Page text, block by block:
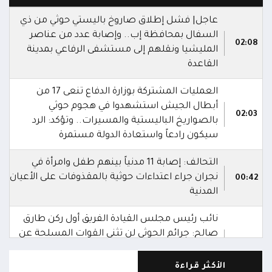
02:08
عاجل| فشل إطلاق صاروخ باليستي حوثي من ذي
السفال بمحافظة إب.. وإصابة عدد من عناصر
المليشيا ونقلهم إلى مستشفى الرفاعي بمدينة
القاعدة
02:03
العمليات المشتركة بوزارة الدفاع تنعى 17 من
أبطال الجيش استشهدوا في هجوم حوثي
بالصواريخ الباليستية والمسيرات.. وتؤكد: الرد
سيكون رادعاً واستعادة الدولة مستمرة
00:42
التحالف: إصابة 11 مدنياً بينهم طفل وامرأة في
نجران جراء اعتداءات حوثية بالمقذوفات على الأعيان
المدنية
نائب رئيس مجلس القيادة الفريق أول ركن طارق
صالح: جرائم الحوثي لن تثني القوات المسلحة عن
أداء واجبها الوطني واستعادة الدولة وعاصمتها
صنعاء
الأكثر قراءة